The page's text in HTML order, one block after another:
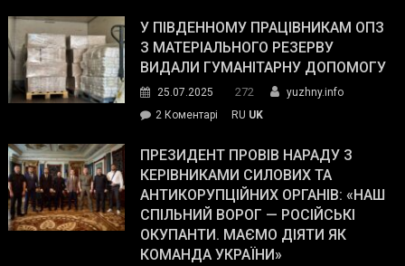
завойовує
симпатії
виборців
The
Street
Journal.
У ПІВДЕННОМУ ПРАЦІВНИКАМ ОПЗ
З МАТЕРІАЛЬНОГО РЕЗЕРВУ
ВИДАЛИ ГУМАНІТАРНУ ДОПОМОГУ
25.07.2025 272
yuzhny.info
2 Коментарі
Південному
працівникам
ОПЗ
з
матеріального
резерву
RU UK
ПРЕЗИДЕНТ ПРОВІВ НАРАДУ З
КЕРІВНИКАМИ СИЛОВИХ ТА
АНТИКОРУПЦІЙНИХ ОРГАНІВ: «НАШ
СПІЛЬНИЙ ВОРОГ — РОСІЙСЬКІ
ОКУПАНТИ. МАЄМО ДІЯТИ ЯК
КОМАНДА УКРАЇНИ»